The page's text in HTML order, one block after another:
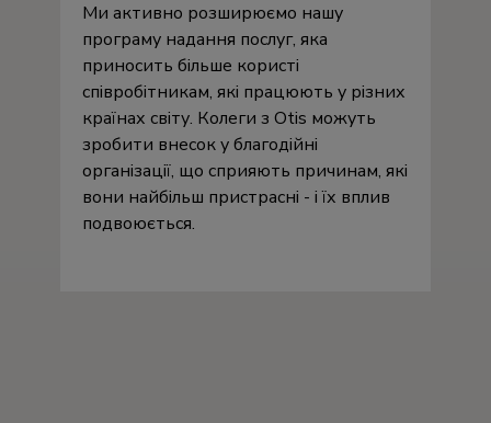
Ми активно розширюємо нашу
програму надання послуг, яка
приносить більше користі
співробітникам, які працюють у різних
країнах світу. Колеги з Otis можуть
зробити внесок у благодійні
організації, що сприяють причинам, які
вони найбільш пристрасні - і їх вплив
подвоюється.